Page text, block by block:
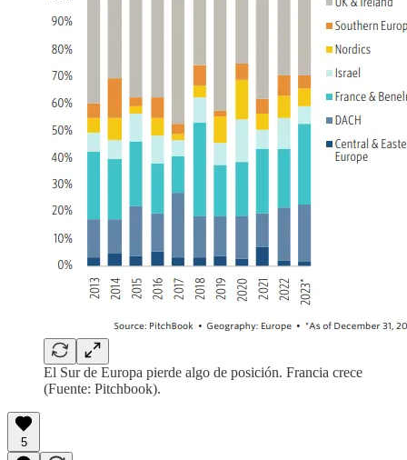
El Sur de Europa pierde algo de posición. Francia crece
(Fuente: Pitchbook).
5